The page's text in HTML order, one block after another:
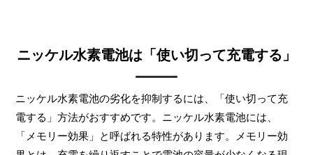
ニッケル水素電池は「使い切って充電する」
ニッケル水素電池の劣化を抑制するには、「使い切って充
電する」方法がおすすめです。ニッケル水素電池には、
「メモリー効果」と呼ばれる特性があります。メモリー効